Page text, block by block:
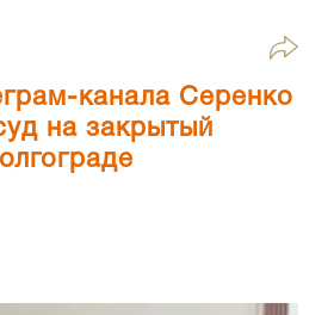
канала Серенко
на закрытый